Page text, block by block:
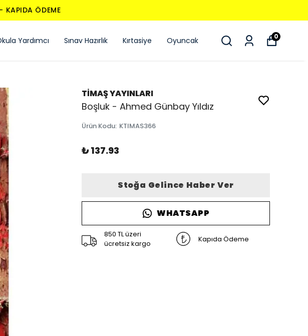
KAPIDA ÖDEME
Yardımcı Sınav Hazırlık Kırtasiye Oyuncak 0
TİMAŞ YAYINLARI
Boşluk - Ahmed Günbay Yıldız
Ürün Kodu: KTIMAS366
₺ 137.93
Stoğa Gelince Haber Ver
WHATSAPP
850 TL üzeri
ücretsiz kargo
Kapıda Ödeme